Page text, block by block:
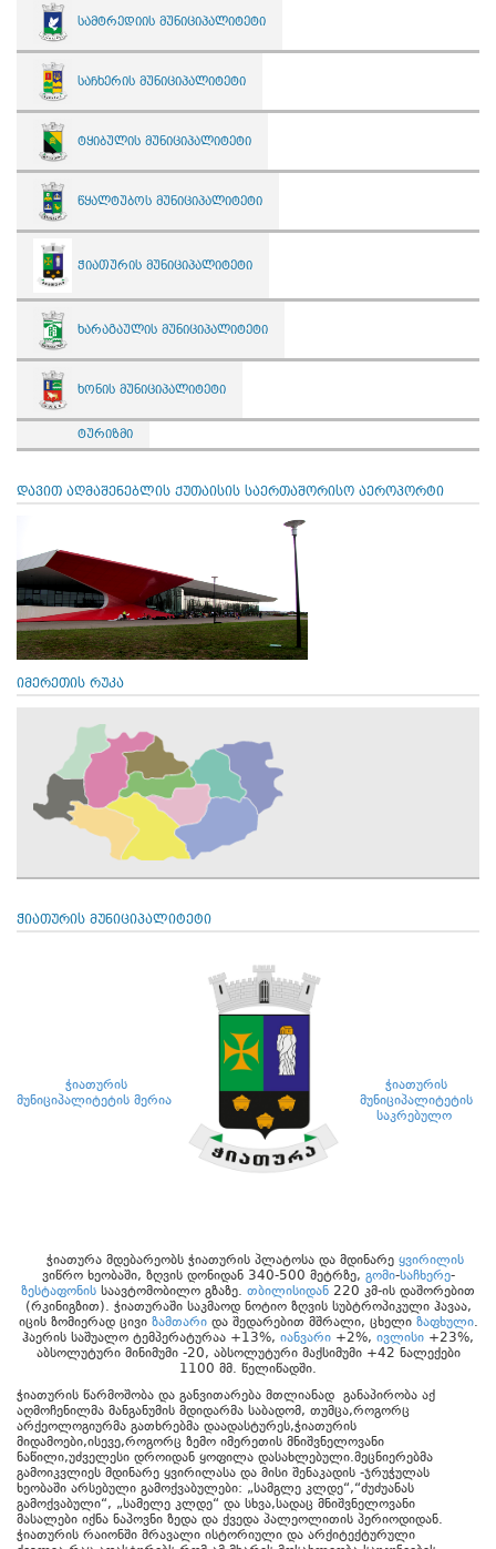
სამტრედიის მუნიციპალიტეტი
საჩხერის მუნიციპალიტეტი
ტყიბულის მუნიციპალიტეტი
წყალტუბოს მუნიციპალიტეტი
ჭიათურის მუნიციპალიტეტი
ხარაგაულის მუნიციპალიტეტი
ხონის მუნიციპალიტეტი
ტურიზმი
დავით აღმაშენებლის ქუთაისის საერთაშორისო აეროპორტი
იმერეთის რუკა
ჭიათურის მუნიციპალიტეტი
ჭიათურის
მუნიციპალიტეტის მერია
ჭიათურის
მუნიციპალიტეტის
საკრებულო
ჭიათურა მდებარეობს ჭიათურის პლატოსა და მდინარე ყვირილის
ვიწრო ხეობაში, ზღვის დონიდან 340-500 მეტრზე, გომი-საჩხერე-
ზესტაფონის საავტომობილო გზაზე. თბილისიდან 220 კმ-ის დაშორებით
(რკინიგზით). ჭიათურაში საკმაოდ ნოტიო ზღვის სუბტროპიკული ჰავაა,
იცის ზომიერად ცივი ზამთარიდა შედარებით მშრალი, ცხელი ზაფხული.
ჰაერის საშუალო ტემპერატურაა +13%, იანვარი +2%, ივლისი +23%,
აბსოლუტური მინიმუმი -20, აბსოლუტური მაქსიმუმი +42 ნალექები
1100 მმ. წელიწადში.
ჭიათურის წარმოშობა და განვითარება მთლიანად განაპირობა აქ
აღმოჩენილმა მანგანუმის მდიდარმა საბადომ, თუმცა,როგორც
არქეოლოგიურმა გათხრებმა დაადასტურეს,ჭიათურის
მიდამოები,ისევე,როგორც ზემო იმერეთის მნიშვნელოვანი
ნაწილი,უძველესი დროიდან ყოფილა დასახლებული.მეცნიერებმა
გამოიკვლიეს მდინარე ყვირილასა და მისი შენაკადის -ჯრუჭულას
ხეობაში არსებული გამოქვაბულები: „სამგლე კლდე“,“ძუძუანას
გამოქვაბული“, „სამელე კლდე“ და სხვა,სადაც მნიშვნელოვანი
მასალები იქნა ნაპოვნი ზედა და ქვედა პალეოლითის პერიოდიდან.
ჭიათურის რაიონში მრავალი ისტორიული და არქიტექტურული